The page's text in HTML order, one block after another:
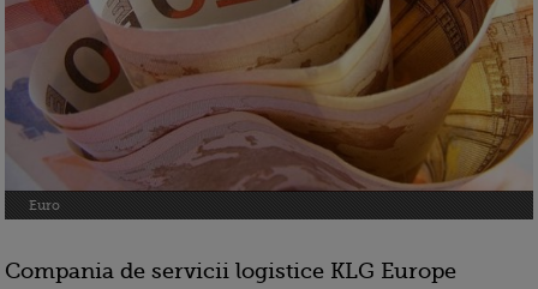
Euro
Compania de servicii logistice KLG Europe